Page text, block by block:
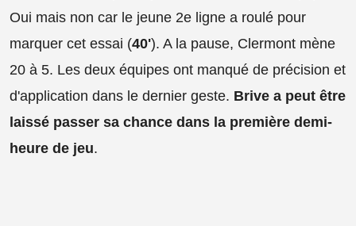
Oui mais non car le jeune 2e ligne a roulé pour
marquer cet essai (40'). A la pause, Clermont mène
20 à 5. Les deux équipes ont manqué de précision et
d'application dans le dernier geste. Brive a peut être
laissé passer sa chance dans la première demi-
heure de jeu.